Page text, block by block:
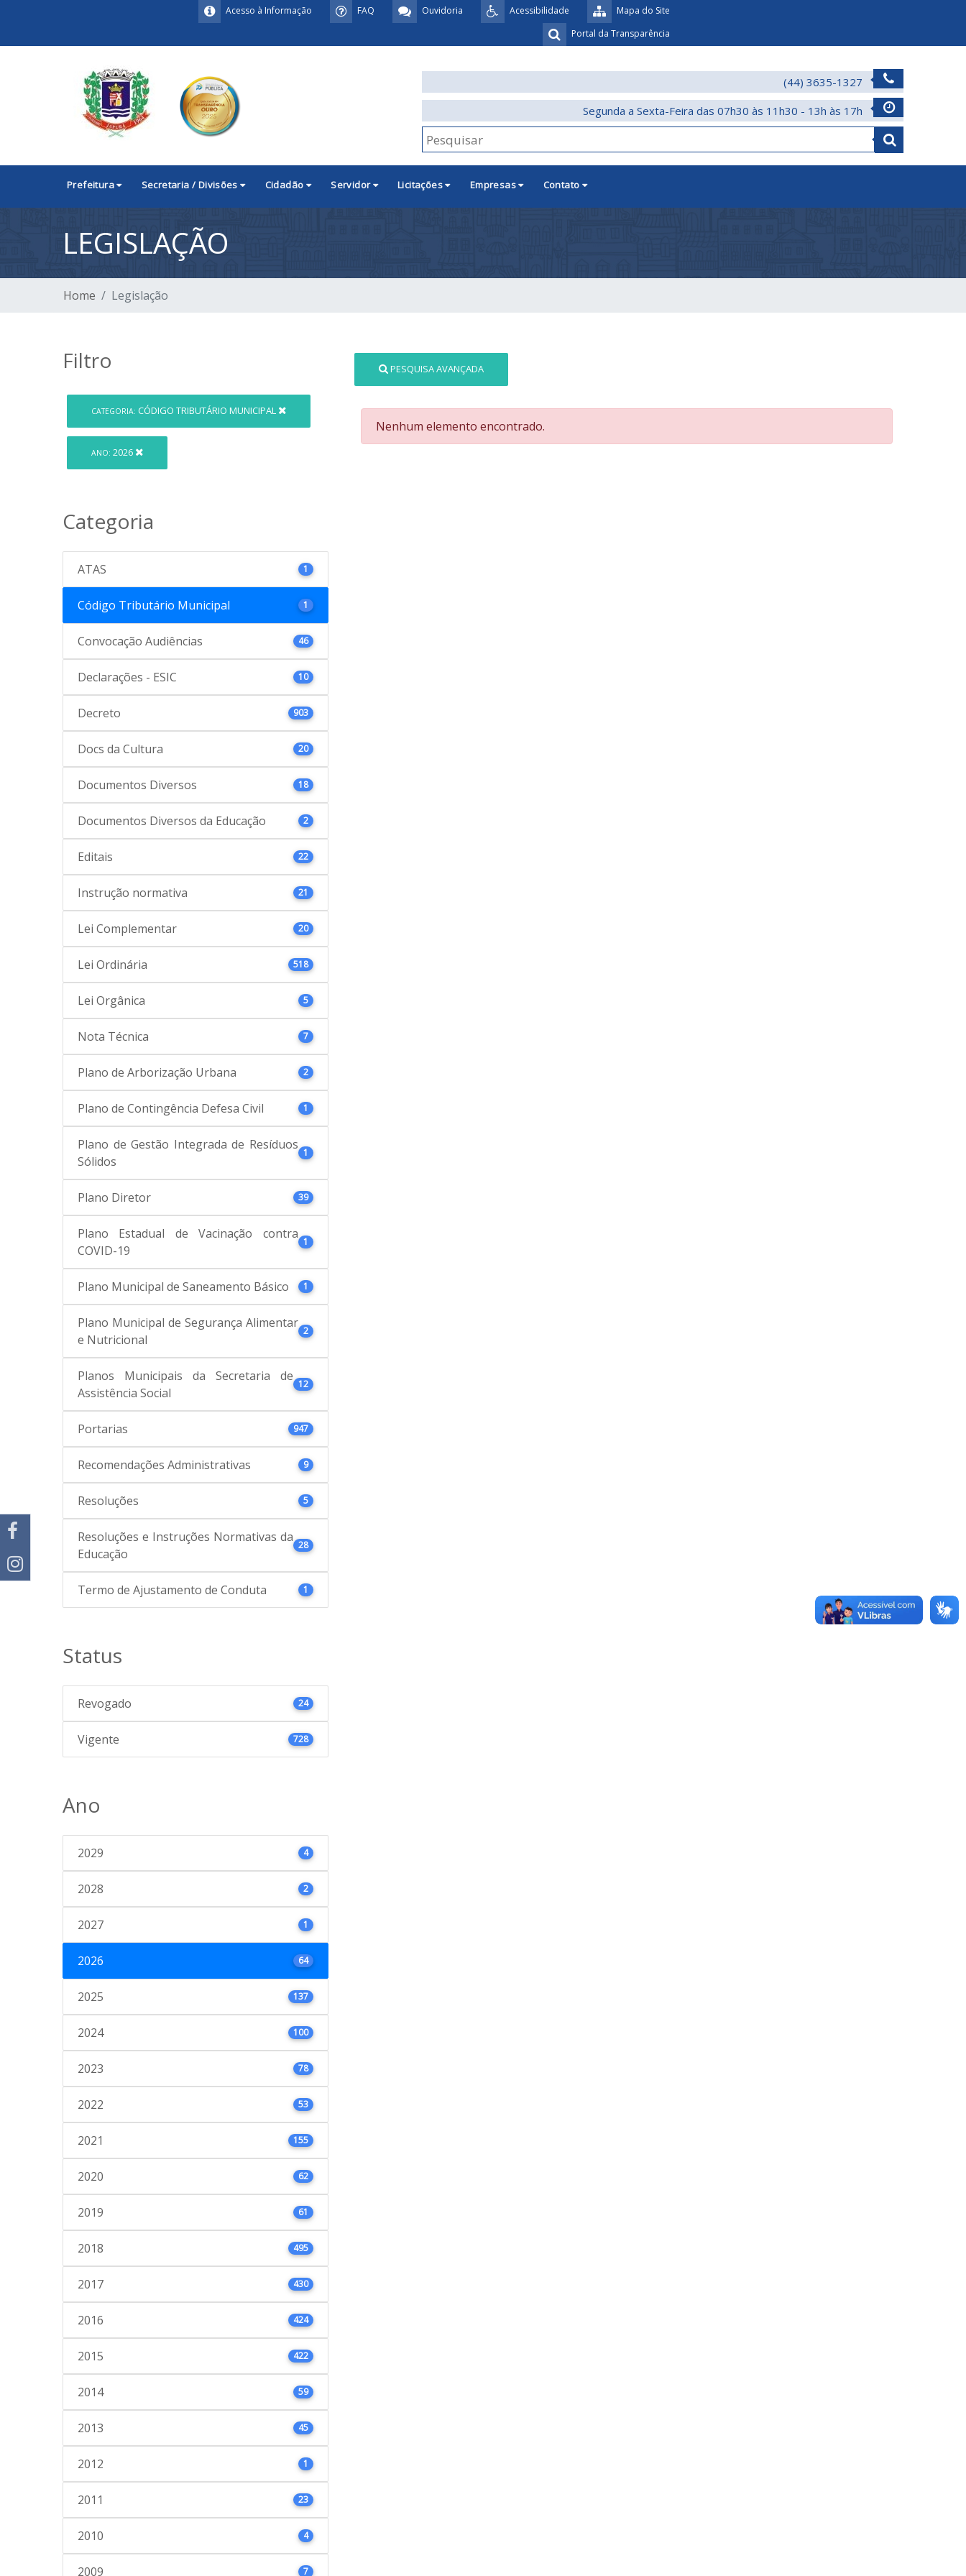
Mapa do Site
Acessibilidade
Ouvidoria
FAQ
Acesso à Informação
Portal da Transparência
(44) 3635-1327
Segunda a Sexta-Feira das 07h30 às 11h30 - 13h às 17h
Prefeitura Secretaria / Divisões Cidadão Servidor Licitações Empresas Contato
LEGISLAÇÃO
Home Legislação
Filtro
CATEGORIA: CÓDIGO TRIBUTÁRIO MUNICIPAL
ANO: 2026
Categoria
ATAS 1
Código Tributário Municipal 1
Convocação Audiências 46
Declarações - ESIC 10
Decreto 903
Docs da Cultura 20
Documentos Diversos 18
Documentos Diversos da Educação 2
Editais 22
Instrução normativa 21
Lei Complementar 20
Lei Ordinária 518
Lei Orgânica 5
Nota Técnica 7
Plano de Arborização Urbana 2
Plano de Contingência Defesa Civil 1
Plano de Gestão Integrada de Resíduos
Sólidos
1
Plano Diretor 39
Plano Estadual de Vacinação contra
COVID-19
1
Plano Municipal de Saneamento Básico 1
Plano Municipal de Segurança Alimentar
e Nutricional
2
Planos Municipais da Secretaria de
Assistência Social
12
Portarias 947
Recomendações Administrativas 9
Resoluções 5
Resoluções e Instruções Normativas da
Educação
28
Termo de Ajustamento de Conduta 1
Status
Revogado 24
Vigente 728
Ano
2029 4
2028 2
2027 1
2026 64
2025 137
2024 100
2023 78
2022 53
2021 155
2020 62
2019 61
2018 495
2017 430
2016 424
2015 422
2014 59
2013 45
2012 1
2011 23
2010 4
2009 7
PESQUISA AVANÇADA
Nenhum elemento encontrado.